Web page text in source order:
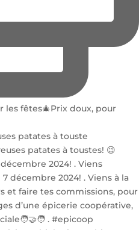
patates à touste
2024! . Viens